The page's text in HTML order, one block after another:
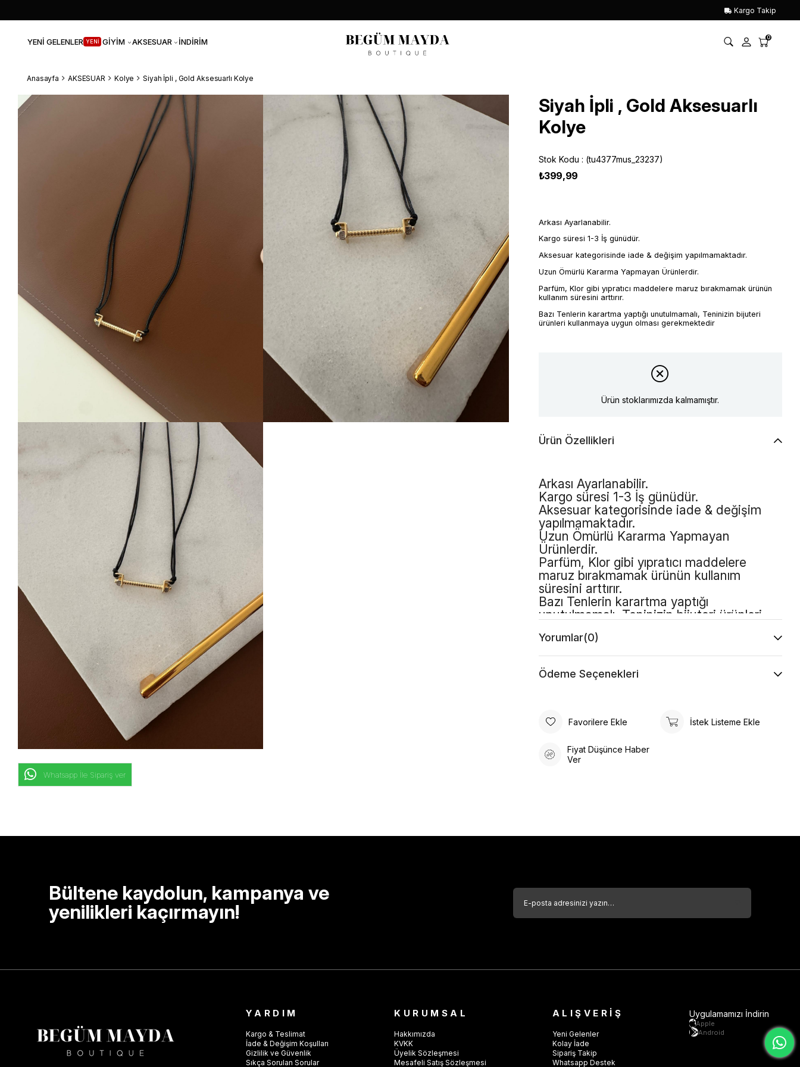
Kargo Takip
YENİ GELENLER YENİ GİYİM AKSESUAR İNDİRİM 0
Anasayfa AKSESUAR Kolye Siyah İpli , Gold Aksesuarlı Kolye
Whatsapp İle Sipariş ver
Siyah İpli , Gold Aksesuarlı
Kolye
Stok Kodu (tu4377mus_23237)
₺399,99
Arkası Ayarlanabilir.
Kargo süresi 1-3 İş günüdür.
Aksesuar kategorisinde iade & değişim yapılmamaktadır.
Uzun Ömürlü Kararma Yapmayan Ürünlerdir.
Parfüm, Klor gibi yıpratıcı maddelere maruz bırakmamak ürünün
kullanım süresini arttırır.
Bazı Tenlerin karartma yaptığı unutulmamalı, Teninizin bijuteri
ürünleri kullanmaya uygun olması gerekmektedir
Ürün stoklarımızda kalmamıştır.
Ürün Özellikleri
Arkası Ayarlanabilir.
Kargo süresi 1-3 İş günüdür.
Aksesuar kategorisinde iade & değişim
yapılmamaktadır.
Uzun Ömürlü Kararma Yapmayan
Ürünlerdir.
Parfüm, Klor gibi yıpratıcı maddelere
maruz bırakmamak ürünün kullanım
süresini arttırır.
Bazı Tenlerin karartma yaptığı
unutulmamalı, Teninizin bijuteri ürünleri
Yorumlar(0)
Ödeme Seçenekleri
Favorilere Ekle İstek Listeme Ekle
Fiyat Düşünce Haber
Ver
Bültene kaydolun, kampanya ve
yenilikleri kaçırmayın!
YARDIM
Kargo & Teslimat
İade & Değişim Koşulları
Gizlilik ve Güvenlik
Sıkça Sorulan Sorular
KURUMSAL
Hakkımızda
KVKK
Üyelik Sözleşmesi
Mesafeli Satış Sözleşmesi
ALIŞVERİŞ
Yeni Gelenler
Kolay İade
Sipariş Takip
Whatsapp Destek
Uygulamamızı İndirin
Apple
Android